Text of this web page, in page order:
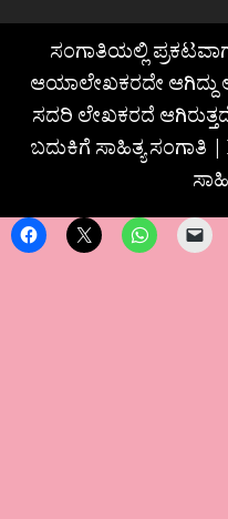
ಸಂಗಾತಿಯಲ್ಲಿ
ಆಯಾಲೇಖಕರದೇ
ಸದರಿ ಲೇಖಕರದೆ
ಬದುಕಿಗೆ ಸಾಹಿತ್ಯ ಸಂಗಾತಿ